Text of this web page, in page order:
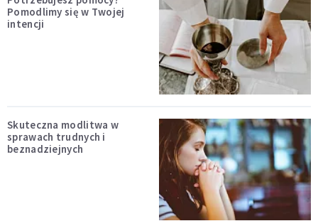
Pomodlimy się w Twojej
intencji
Skuteczna modlitwa w
sprawach trudnych i
beznadziejnych